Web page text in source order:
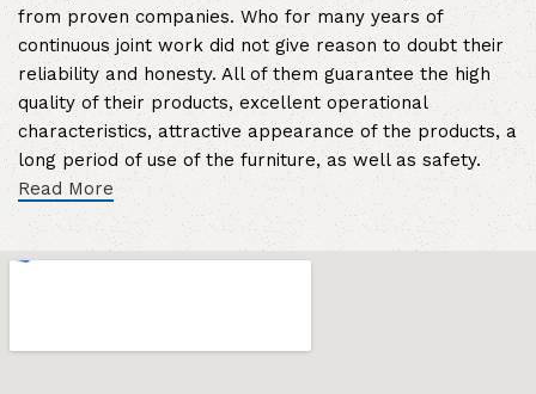
from proven companies. Who for many years of
continuous joint work did not give reason to doubt their
reliability and honesty. All of them guarantee the high
quality of their products, excellent operational
characteristics, attractive appearance of the products, a
long period of use of the furniture, as well as safety.
Read More